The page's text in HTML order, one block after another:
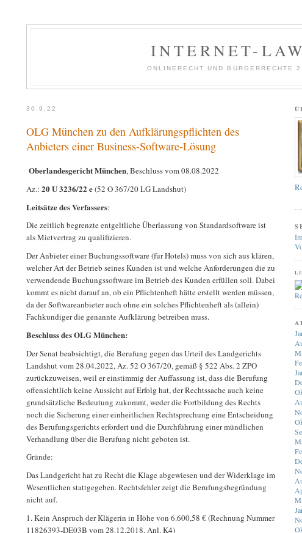
INTERNET-LAW
ONLINERECHT UND BÜRGERRECHTE
30.9.22
OLG München zu den Aufklärungspflichten des
Anbieters einer Business-Software-Lösung
Oberlandesgericht München, Beschluss vom 08.08.2022
Az.: 20 U 3236/22 e(52 O 367/20 LG Landshut)
Leitsätze des Verfassers:
Die zeitlich begrenzte entgeltliche Überlassung von Standardsoftware ist
als Mietvertrag zu qualifizieren.
Der Anbieter einer Buchungssoftware (für Hotels) muss von sich aus klären,
welcher Art der Betrieb seines Kunden ist und welche Anforderungen die zu
verwendende Buchungssoftware im Betrieb des Kunden erfüllen soll. Dabei
kommt es nicht darauf an, ob ein Pflichtenheft hätte erstellt werden müssen,
da der Softwareanbieter auch ohne ein solches Pflichtenheft als (allein)
Fachkundiger die genannte Aufklärung betreiben muss.
Beschluss des OLG München:
Der Senat beabsichtigt, die Berufung gegen das Urteil des Landgerichts
Landshut vom 28.04.2022, Az. 52 O 367/20, gemäß § 522 Abs. 2 ZPO
zurückzuweisen, weil er einstimmig der Auffassung ist, dass die Berufung
offensichtlich keine Aussicht auf Erfolg hat, der Rechtssache auch keine
grundsätzliche Bedeutung zukommt, weder die Fortbildung des Rechts
noch die Sicherung einer einheitlichen Rechtsprechung eine Entscheidung
des Berufungsgerichts erfordert und die Durchführung einer mündlichen
Verhandlung über die Berufung nicht geboten ist.
Gründe:
Das Landgericht hat zu Recht die Klage abgewiesen und der Widerklage im
Wesentlichen stattgegeben. Rechtsfehler zeigt die Berufungsbegründung
nicht auf.
1. Kein Anspruch der Klägerin in Höhe von 6.600,58 € (Rechnung Nummer
11826393-DE03B vom 28.12.2018, Anl. K4)